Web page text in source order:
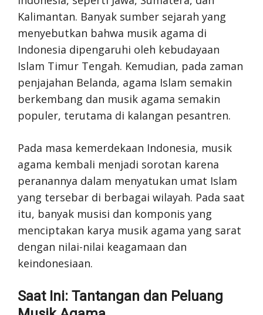
Kalimantan. Banyak sumber sejarah yang
menyebutkan bahwa musik agama di
Indonesia dipengaruhi oleh kebudayaan
Islam Timur Tengah. Kemudian, pada zaman
penjajahan Belanda, agama Islam semakin
berkembang dan musik agama semakin
populer, terutama di kalangan pesantren.
Pada masa kemerdekaan Indonesia, musik
agama kembali menjadi sorotan karena
peranannya dalam menyatukan umat Islam
yang tersebar di berbagai wilayah. Pada saat
itu, banyak musisi dan komponis yang
menciptakan karya musik agama yang sarat
dengan nilai-nilai keagamaan dan
keindonesiaan.
Saat Ini: Tantangan dan Peluang